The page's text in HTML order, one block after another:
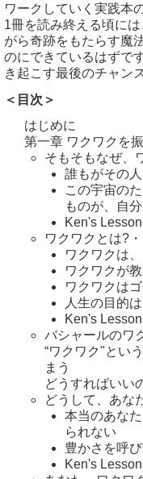
ワークしていく実践本
1冊を読み終える頃に
がら奇跡をもたらす魔
のにできているはずで
き起こす最後のチャン
＜目次＞
はじめに
第一章 ワクワクを
そもそもなぜ、
誰もがその
この宇宙の
ものが、自
Ken's
ワクワクとは?
ワクワクは
ワクワクが
ワクワクは
人生の目的
Ken's
バシャールのワ
“ワクワク"とい
まう
どうすればいい
どうして、あな
本当のあな
られない
豊かさを呼
Ken's